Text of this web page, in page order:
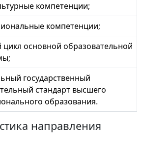
компетенции;
компетенции;
цикл основной образовательной
государственный
стандарт высшего
образования.
направления